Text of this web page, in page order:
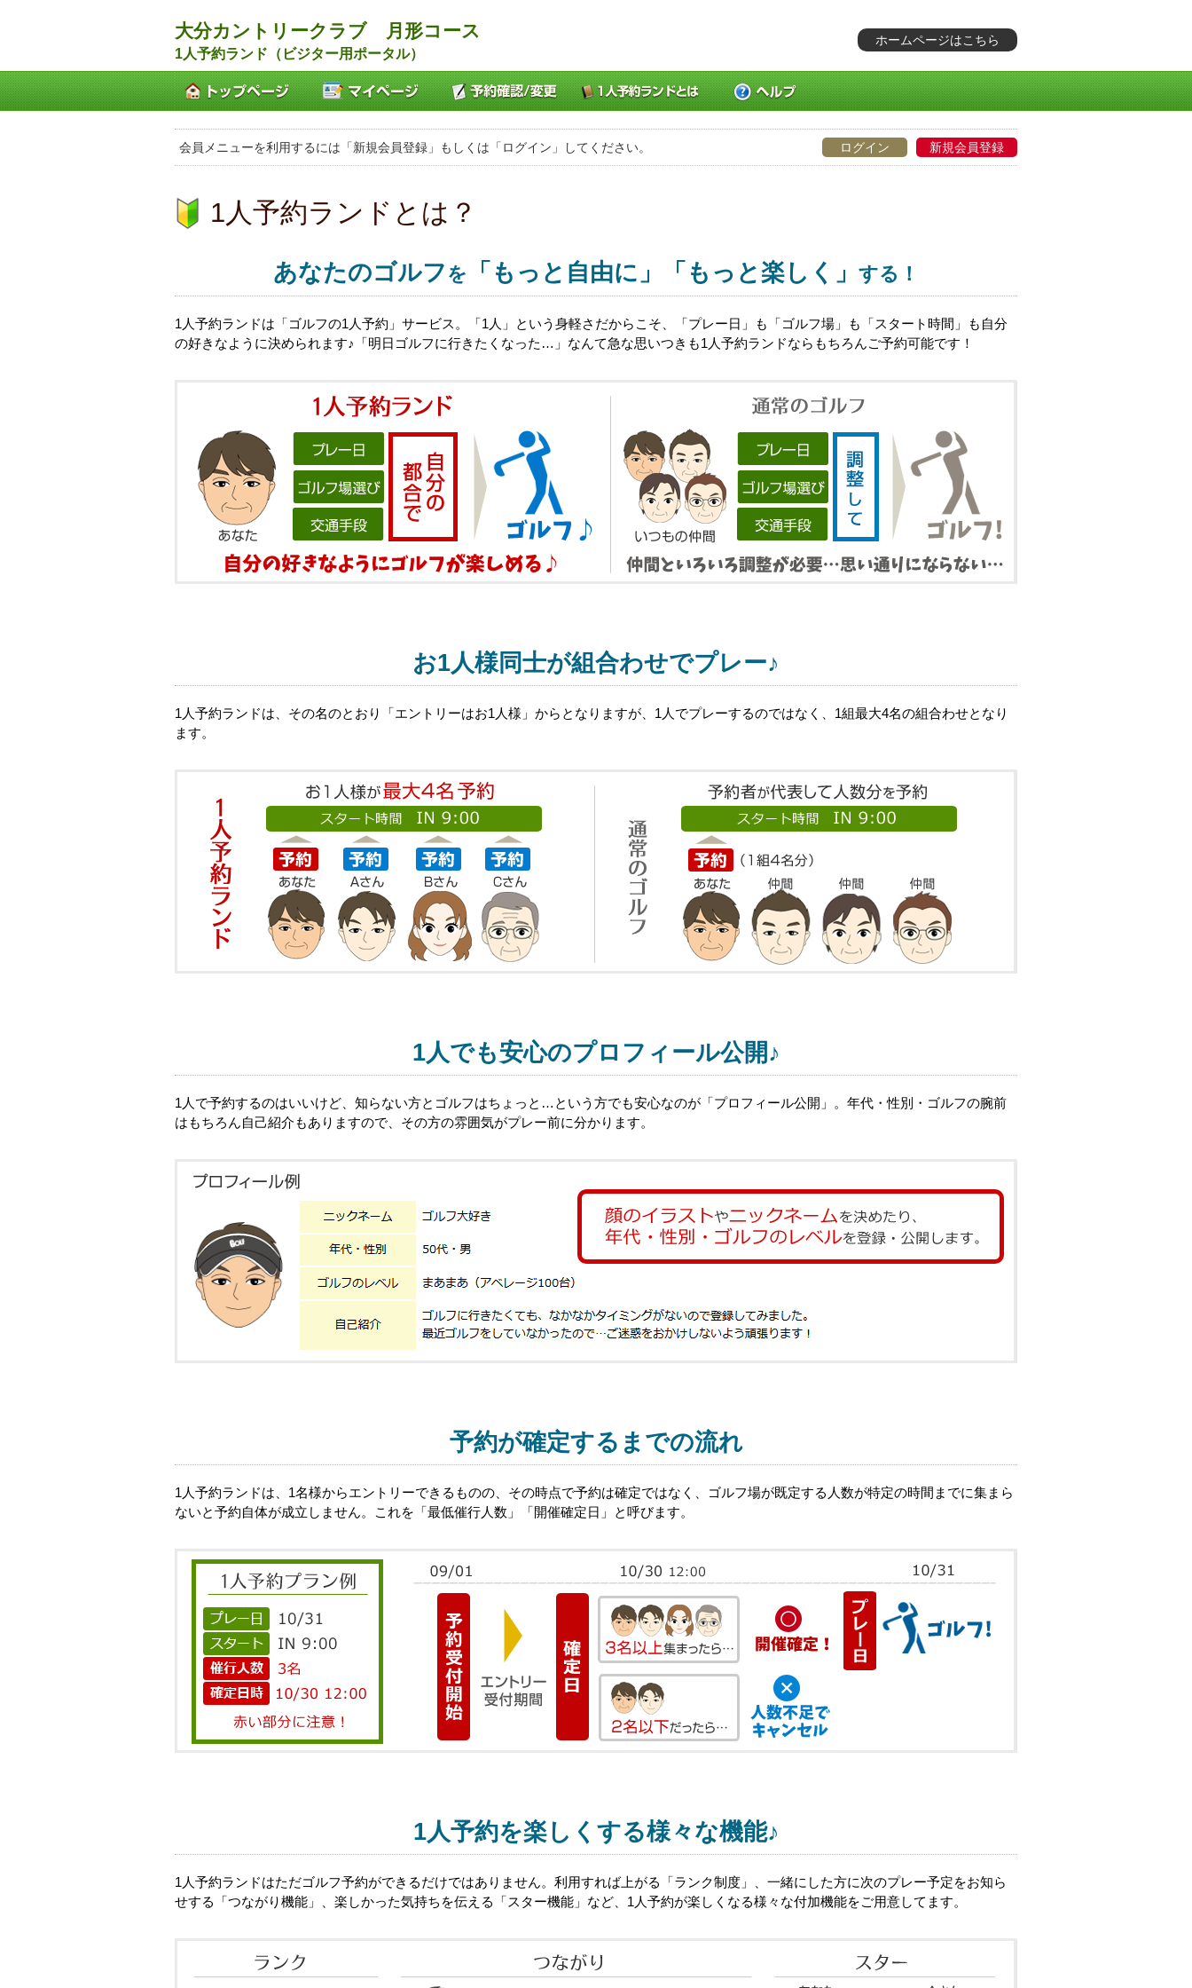
大分カントリークラブ 月形コース
1人予約ランド（ビジター用ポータル）
ホームページはこちら
会員メニューを利用するには「新規会員登録」もしくは「ログイン」してください。 新規会員登録
ログイン
1人予約ランドとは？
あなたのゴルフ を 「もっと自由に」「もっと楽しく」 する！
1人予約ランドは「ゴルフの1人予約」サービス。「1人」という身軽さだからこそ、「プレー日」も「ゴルフ場」も「スタート時間」も自分
の好きなように決められます♪「明日ゴルフに行きたくなった…」なんて急な思いつきも1人予約ランドならもちろんご予約可能です！
お1人様同士が組合わせでプレー♪
1人予約ランドは、その名のとおり「エントリーはお1人様」からとなりますが、1人でプレーするのではなく、1組最大4名の組合わせとなり
ます。
1人でも安心のプロフィール公開♪
1人で予約するのはいいけど、知らない方とゴルフはちょっと…という方でも安心なのが「プロフィール公開」。年代・性別・ゴルフの腕前
はもちろん自己紹介もありますので、その方の雰囲気がプレー前に分かります。
予約が確定するまでの流れ
1人予約ランドは、1名様からエントリーできるものの、その時点で予約は確定ではなく、ゴルフ場が既定する人数が特定の時間までに集まら
ないと予約自体が成立しません。これを「最低催行人数」「開催確定日」と呼びます。
1人予約を楽しくする様々な機能♪
1人予約ランドはただゴルフ予約ができるだけではありません。利用すれば上がる「ランク制度」、一緒にした方に次のプレー予定をお知ら
せする「つながり機能」、楽しかった気持ちを伝える「スター機能」など、1人予約が楽しくなる様々な付加機能をご用意してます。